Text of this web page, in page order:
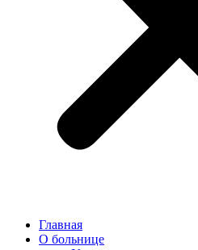
Главная
О больнице